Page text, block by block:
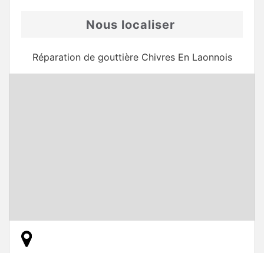
Nous localiser
Réparation de gouttière Chivres En Laonnois